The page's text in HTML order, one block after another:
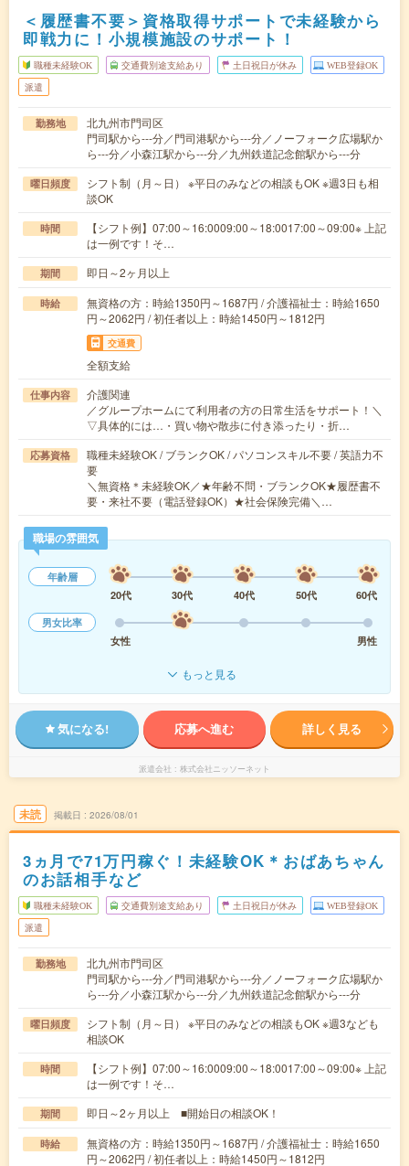
＜履歴書不要＞資格取得サポートで未経験から
即戦力に！小規模施設のサポート！
職種未経験OK 交通費別途支給あり 土日祝日が休み WEB登録OK
派遣
勤務地
北九州市門司区
門司駅から---分／門司港駅から---分／ノーフォーク広場駅か
ら---分／小森江駅から---分／九州鉄道記念館駅から---分
曜日頻度
シフト制（月～日） ※平日のみなどの相談もOK ※週3日も相
談OK
時間
【シフト例】07:00～16:0009:00～18:0017:00～09:00※ 上記
は一例です！そ…
期間 即日～2ヶ月以上
時給
無資格の方：時給1350円～1687円 / 介護福祉士：時給1650
円～2062円 / 初任者以上：時給1450円～1812円
交通費
全額支給
仕事内容
介護関連
／グループホームにて利用者の方の日常生活をサポート！＼
▽具体的には…・買い物や散歩に付き添ったり・折…
応募資格
職種未経験OK / ブランクOK / パソコンスキル不要 / 英語力不
要
＼無資格＊未経験OK／★年齢不問・ブランクOK★履歴書不
要・来社不要（電話登録OK）★社会保険完備＼…
職場の雰囲気
年齢層
20代
30代 40代 50代
60代
男女比率
女性
男性
もっと見る
気になる! 応募へ進む 詳しく見る
派遣会社 株式会社ニッソーネット
未読 掲載日 2026/08/01
3ヵ月で71万円稼ぐ！未経験OK＊おばあちゃん
のお話相手など
職種未経験OK 交通費別途支給あり 土日祝日が休み WEB登録OK
派遣
勤務地
北九州市門司区
門司駅から---分／門司港駅から---分／ノーフォーク広場駅か
ら---分／小森江駅から---分／九州鉄道記念館駅から---分
曜日頻度
シフト制（月～日） ※平日のみなどの相談もOK ※週3なども
相談OK
時間
【シフト例】07:00～16:0009:00～18:0017:00～09:00※ 上記
は一例です！そ…
期間 即日～2ヶ月以上 ■開始日の相談OK！
時給
無資格の方：時給1350円～1687円 / 介護福祉士：時給1650
円～2062円 / 初任者以上：時給1450円～1812円